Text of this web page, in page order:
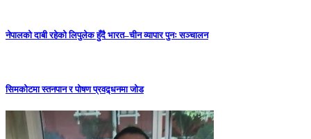
नेपालको दाबी रहेको लिपुलेक हुँदै भारत–चीन व्यापार पुनः सञ्चालन
सिमकोटमा स्तनपान र पोषण प्रवद्र्धनमा जोड